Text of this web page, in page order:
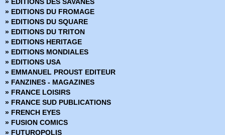
» Corps de pierre
» Cosmic detective
» Créatures sacrées
» Criminal
» Damn Them All
» Damned
» Dans la nuit noire
» Dark Ride
» Darkness
» Dead Body Road
» Dead inside
» Death Sentence
» Démons
» EDITIONS DU FROMAGE
» EDITIONS DU SQUARE
» EDITIONS DU TRITON
» EDITIONS HERITAGE
» EDITIONS MONDIALES
» EDITIONS USA
» EMMANUEL PROUST EDITEUR
» FANZINES - MAGAZINES
» FRANCE LOISIRS
» FRANCE SUD PUBLICATIONS
» FRENCH EYES
» FUSION COMICS
» FUTUROPOLIS